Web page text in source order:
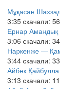
Мұқасан
3:35 скачали: 56
Ернар Амандық
3:06 скачали: 34
Наркенже —
3:44 скачали: 33
Айбек Қайбулла
3:13 скачали: